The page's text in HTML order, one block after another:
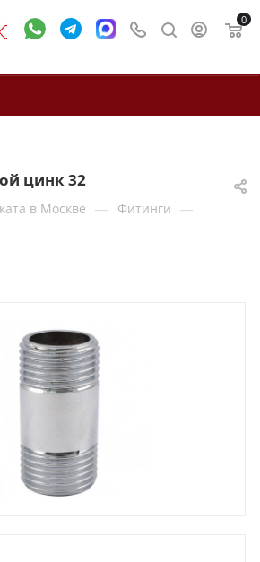
0
цинк 32
в Москве — Фитинги —